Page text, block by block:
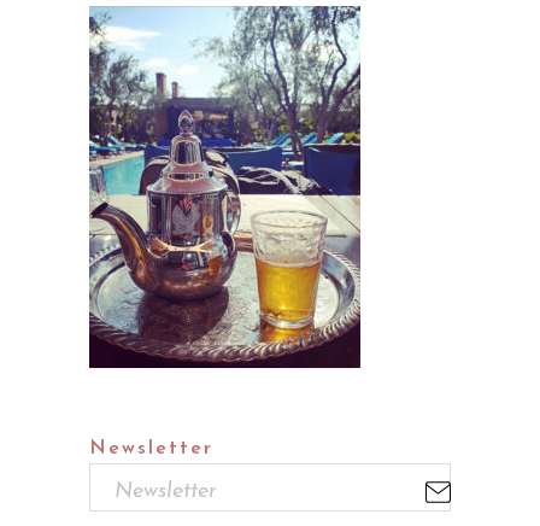
Newsletter